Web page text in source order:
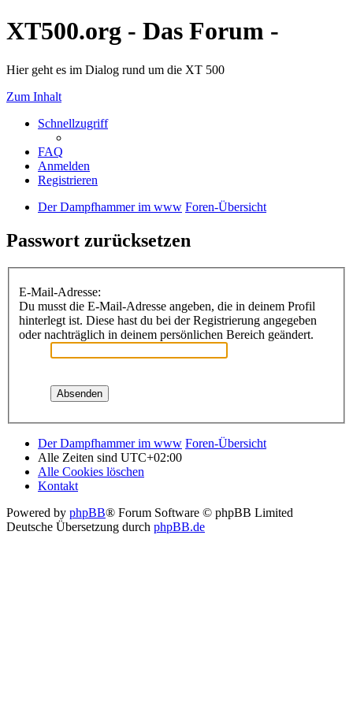
XT500.org - Das Forum -
Hier geht es im Dialog rund um die XT 500
Zum Inhalt
Schnellzugriff
FAQ
Anmelden
Registrieren
Der Dampfhammer im www Foren-Übersicht
Passwort zurücksetzen
E-Mail-Adresse:
Du musst die E-Mail-Adresse angeben, die in deinem Profil
hinterlegt ist. Diese hast du bei der Registrierung angegeben
oder nachträglich in deinem persönlichen Bereich geändert.
Der Dampfhammer im www Foren-Übersicht
Alle Zeiten sind UTC+02:00
Alle Cookies löschen
Kontakt
Powered by phpBB® Forum Software © phpBB Limited
Deutsche Übersetzung durch phpBB.de